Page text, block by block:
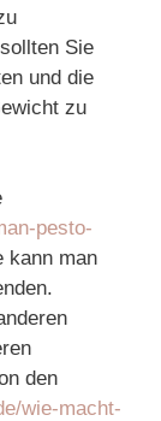
Sie
und die
zu
pesto-
kann man
den
wie-macht-